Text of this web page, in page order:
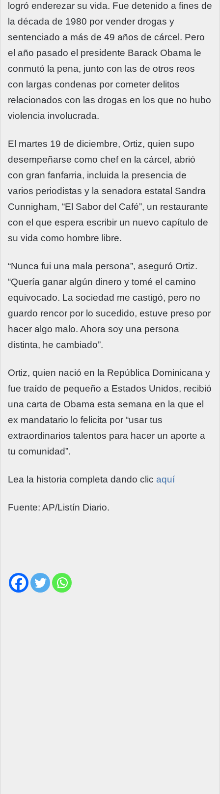
logró enderezar su vida. Fue detenido a fines de
la década de 1980 por vender drogas y
sentenciado a más de 49 años de cárcel. Pero
el año pasado el presidente Barack Obama le
conmutó la pena, junto con las de otros reos
con largas condenas por cometer delitos
relacionados con las drogas en los que no hubo
violencia involucrada.
El martes 19 de diciembre, Ortiz, quien supo
desempeñarse como chef en la cárcel, abrió
con gran fanfarria, incluida la presencia de
varios periodistas y la senadora estatal Sandra
Cunnigham, “El Sabor del Café”, un restaurante
con el que espera escribir un nuevo capítulo de
su vida como hombre libre.
“Nunca fui una mala persona”, aseguró Ortiz.
“Quería ganar algún dinero y tomé el camino
equivocado. La sociedad me castigó, pero no
guardo rencor por lo sucedido, estuve preso por
hacer algo malo. Ahora soy una persona
distinta, he cambiado”.
Ortiz, quien nació en la República Dominicana y
fue traído de pequeño a Estados Unidos, recibió
una carta de Obama esta semana en la que el
ex mandatario lo felicita por “usar tus
extraordinarios talentos para hacer un aporte a
tu comunidad”.
Lea la historia completa dando clic aquí
Fuente: AP/Listín Diario.